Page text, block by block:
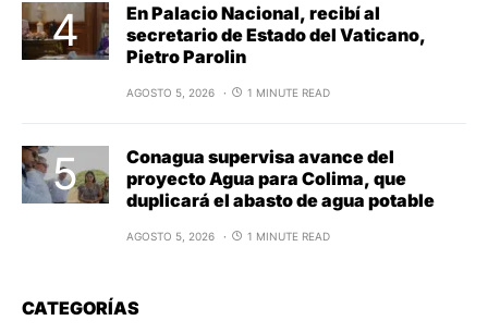
En Palacio Nacional, recibí al
secretario de Estado del Vaticano,
Pietro Parolin
AGOSTO 5, 2026 1 MINUTE READ
Conagua supervisa avance del
proyecto Agua para Colima, que
duplicará el abasto de agua potable
AGOSTO 5, 2026 1 MINUTE READ
CATEGORÍAS